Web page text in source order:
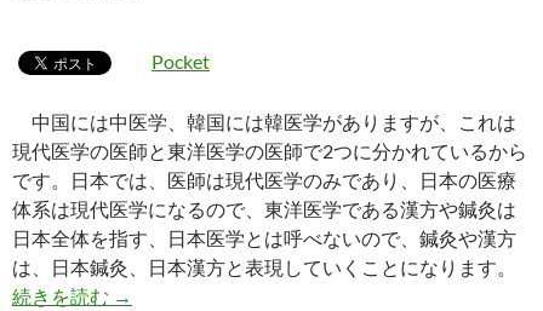
Pocket
中国には中医学、韓国には韓医学がありますが、これは
現代医学の医師と東洋医学の医師で2つに分かれているから
です。日本では、医師は現代医学のみであり、日本の医療
体系は現代医学になるので、東洋医学である漢方や鍼灸は
日本全体を指す、日本医学とは呼べないので、鍼灸や漢方
は、日本鍼灸、日本漢方と表現していくことになります。
続きを読む
日本鍼灸とは何か？
→